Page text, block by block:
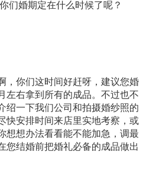
们婚期定在什么时候了呢？
，你们这时间好赶呀，建议您婚
左右拿到所有的成品。不过也不
绍一下我们公司和拍摄婚纱照的
快安排时间来店里实地考察，或
想想办法看看能不能加急，调最
您结婚前把婚礼必备的成品做出